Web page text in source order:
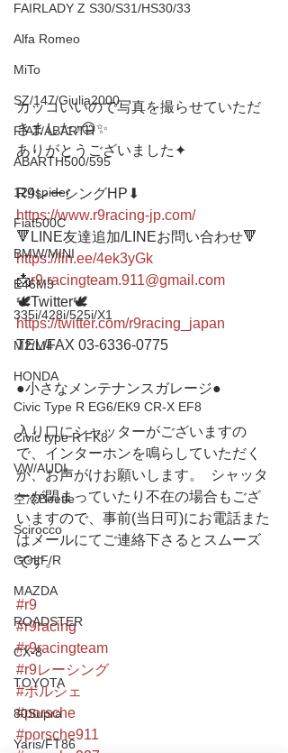
FAIRLADY Z S30/S31/HS30/33
Alfa Romeo
MiTo
SZ/147/Giulia2000
FIAT/ABARTH
ABARTH500/595
124spider
Fiat500C
BMW/MINI
E46M3
335i/428i/525i/X1
M2/M4
HONDA
Civic Type R EG6/EK9 CR-X EF8
Civic type R FK8
VW/AUDI
空冷Beetle
Scirocco
GOLF/R
MAZDA
ROADSTER
CX-8
TOYOTA
80Supra
Yaris/FT86
カッコいいので写真を撮らせていただ
きました♪😊✨
ありがとうございました✦
R9レーシングHP⬇︎
https://www.r9racing-jp.com/
🔻LINE友達追加/LINEお問い合わせ🔻
https://lin.ee/4ek3yGk
📩r9.racingteam.911@gmail.com
🕊Twitter🕊
https://twitter.com/r9racing_japan
TEL/FAX 03-6336-0775
●小さなメンテナンスガレージ●
入り口にシャッターがございますの
で、インターホンを鳴らしていただく
か、お声がけお願いします。  シャッタ
ーが閉まっていたり不在の場合もござ
いますので、事前(当日可)にお電話また
はメールにてご連絡下さるとスムーズ
です。
#r9
#r9racing
#r9racingteam
#r9レーシング
#ポルシェ
#porsche
#porsche911